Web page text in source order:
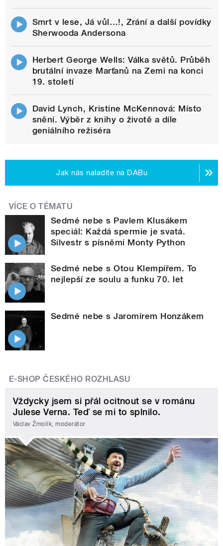
Smrt v lese, Já vůl…!, Zrání a další povídky
Sherwooda Andersona
Herbert George Wells: Válka světů. Průběh
brutální invaze Marťanů na Zemi na konci
19. století
David Lynch, Kristine McKennová: Místo
snění. Výběr z knihy o životě a díle
geniálního režiséra
Jak nás naladíte na DABu
VÍCE O TÉMATU
Sedmé nebe s Pavlem Klusákem
speciál: Každá spermie je svatá.
Silvestr s písněmi Monty Python
Sedmé nebe s Otou Klempířem. To
nejlepší ze soulu a funku 70. let
Sedmé nebe s Jaromírem Honzákem
E-SHOP ČESKÉHO ROZHLASU
Vždycky jsem si přál ocitnout se v románu
Julese Verna. Teď se mi to splnilo.
Václav Žmolík, moderátor